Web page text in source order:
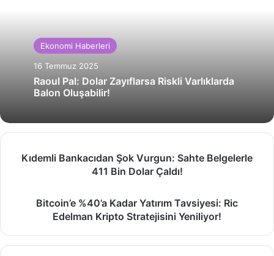
Ekonomi Haberleri
16 Temmuz 2025
Raoul Pal: Dolar Zayıflarsa Riskli Varlıklarda
Balon Oluşabilir!
Bankacıdan
Kıdemli Bankacıdan Şok Vurgun: Sahte Belgelerle
411 Bin Dolar Çaldı!
Yatırım
Tavsiyesi:
Bitcoin’e %40’a Kadar Yatırım Tavsiyesi: Ric
Edelman Kripto Stratejisini Yeniliyor!